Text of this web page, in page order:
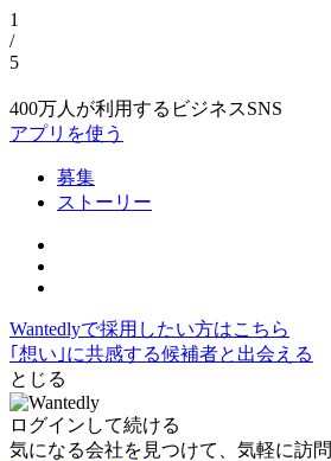
1
/
5
400万人が利用するビジネスSNS
アプリを使う
募集
ストーリー
Wantedlyで採用したい方はこちら
｢想い｣に共感する候補者と出会える
とじる
ログインして続ける
気になる会社を見つけて、気軽に訪問